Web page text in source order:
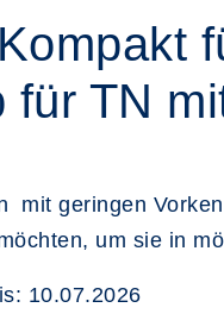
für TN
mit geringen
um sie in
10.07.2026